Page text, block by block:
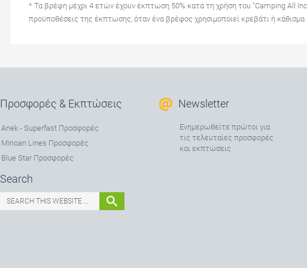
* Τα βρέφη μέχρι 4 ετών έχουν έκπτωση 50% κατά τη χρήση του "Camping All
προϋποθέσεις της έκπτωσης, όταν ένα βρέφος χρησιμοποιεί κρεβάτι ή κάθισμα
Προσφορές & Εκπτώσεις
Anek - Superfast Προσφορές
Minoan Lines Προσφορές
Blue Star Προσφορές
Search
Newsletter
Ενημερωθείτε πρώτοι για
τις τελευταίες προσφορές
και εκπτώσεις